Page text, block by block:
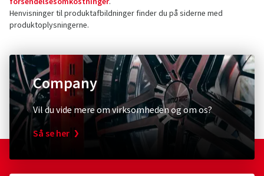
Henvisninger til produktafbildninger finder du på siderne med
produktoplysningerne.
Company
Vil du vide mere om virksomheden og om os?
Så se her